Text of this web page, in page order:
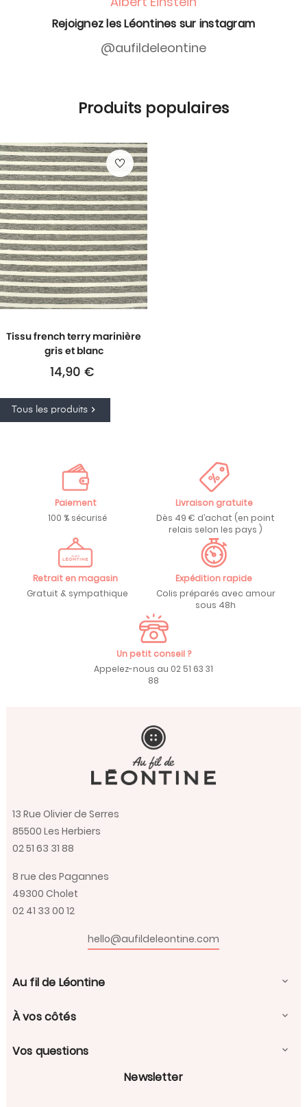
Rejoignez les Léontines sur instagram
@aufildeleontine
Produits populaires
Tissu french terry marinière
gris et blanc
Prix
14,90 €
Tous les produits 
Paiement
100 % sécurisé
Livraison gratuite
Dès 49 € d’achat (en point
relais selon les pays )
Retrait en magasin
Gratuit & sympathique
Expédition rapide
Colis préparés avec amour
sous 48h
Un petit conseil ?
Appelez-nous au 02 51 63 31
88
13 Rue Olivier de Serres
85500 Les Herbiers
02 51 63 31 88
8 rue des Pagannes
49300 Cholet
02 41 33 00 12
hello@aufildeleontine.com
Au fil de Léontine 
À vos côtés 
Vos questions 
Newsletter